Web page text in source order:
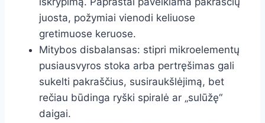
juosta, požymiai vienodi keliuose
gretimuose keruose.
Mitybos disbalansas: stipri mikroelementų
pusiausvyros stoka arba pertręšimas gali
sukelti pakraščius, susiraukšlėjimą, bet
rečiau būdinga ryški spiralė ar „sulūžę“
daigai.